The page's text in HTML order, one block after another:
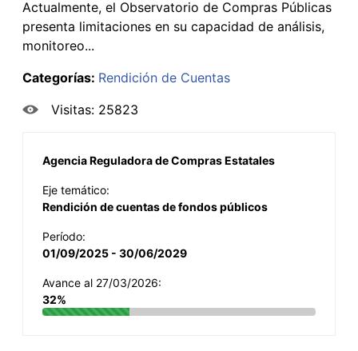
Actualmente, el Observatorio de Compras Públicas
presenta limitaciones en su capacidad de análisis,
monitoreo...
Categorías: Rendición de Cuentas
Visitas: 25823
Agencia Reguladora de Compras Estatales
Eje temático:
Rendición de cuentas de fondos públicos
Período:
01/09/2025 - 30/06/2029
Avance al 27/03/2026:
32%